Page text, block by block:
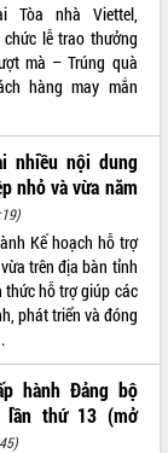
Tòa nhà Viettel,
lễ trao thưởng
mà – Trúng quà
hàng may mắn
nhiều nội dung
nhỏ và vừa năm
Kế hoạch hỗ trợ
trên địa bàn tỉnh
hỗ trợ giúp các
phát triển và đóng
hành Đảng bộ
lần thứ 13 (mở